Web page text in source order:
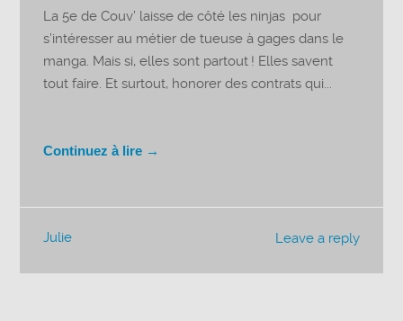
La 5e de Couv’ laisse de côté les ninjas pour
s’intéresser au métier de tueuse à gages dans le
manga. Mais si, elles sont partout ! Elles savent
tout faire. Et surtout, honorer des contrats qui...
Continuez à lire →
Leave a reply
Julie